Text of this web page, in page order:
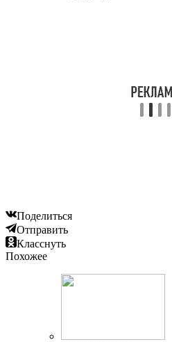
Поделиться
Отправить
Класснуть
Похожее